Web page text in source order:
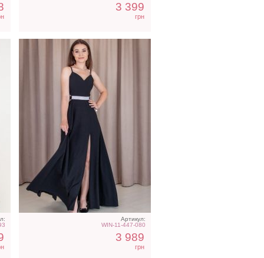
3 399
грн
Артикул:
WIN-11-447-080
3 989
грн
Нарядное платье на запах
с рукавом 3/4 бежевого
цвета